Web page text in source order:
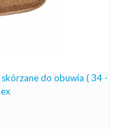
do obuwia ( 34 -